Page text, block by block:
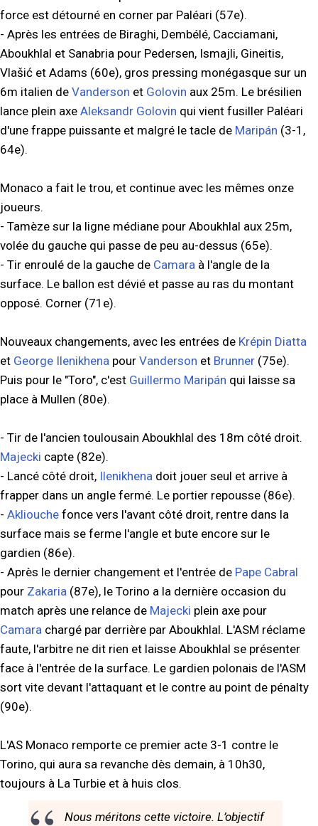
force est détourné en corner par Paléari (57e).
- Après les entrées de Biraghi, Dembélé, Cacciamani,
Aboukhlal et Sanabria pour Pedersen, Ismajli, Gineitis,
Vlašić et Adams (60e), gros pressing monégasque sur un
6m italien de Vanderson et Golovin aux 25m. Le brésilien
lance plein axe Aleksandr Golovin qui vient fusiller Paléari
d'une frappe puissante et malgré le tacle de Maripán (3-1,
64e).
Monaco a fait le trou, et continue avec les mêmes onze
joueurs.
- Tamèze sur la ligne médiane pour Aboukhlal aux 25m,
volée du gauche qui passe de peu au-dessus (65e).
- Tir enroulé de la gauche de Camara à l'angle de la
surface. Le ballon est dévié et passe au ras du montant
opposé. Corner (71e).
Nouveaux changements, avec les entrées de Krépin Diatta
et George Ilenikhena pour Vanderson et Brunner (75e).
Puis pour le "Toro", c'est Guillermo Maripán qui laisse sa
place à Mullen (80e).
- Tir de l'ancien toulousain Aboukhlal des 18m côté droit.
Majecki capte (82e).
- Lancé côté droit, Ilenikhena doit jouer seul et arrive à
frapper dans un angle fermé. Le portier repousse (86e).
- Akliouche fonce vers l'avant côté droit, rentre dans la
surface mais se ferme l'angle et bute encore sur le
gardien (86e).
- Après le dernier changement et l'entrée de Pape Cabral
pour Zakaria (87e), le Torino a la dernière occasion du
match après une relance de Majecki plein axe pour
Camara chargé par derrière par Aboukhlal. L'ASM réclame
faute, l'arbitre ne dit rien et laisse Aboukhlal se présenter
face à l'entrée de la surface. Le gardien polonais de l'ASM
sort vite devant l'attaquant et le contre au point de pénalty
(90e).
L'AS Monaco remporte ce premier acte 3-1 contre le
Torino, qui aura sa revanche dès demain, à 10h30,
toujours à La Turbie et à huis clos.
Nous méritons cette victoire. L’objectif